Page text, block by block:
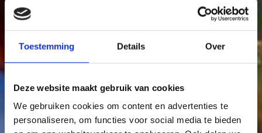
Toestemming Details Over
Deze website maakt gebruik van cookies
We gebruiken cookies om content en advertenties te
personaliseren, om functies voor social media te bieden